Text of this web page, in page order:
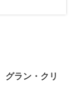
ラン・クリ